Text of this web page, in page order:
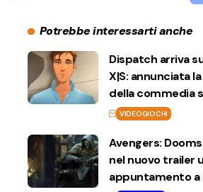
Potrebbe interessarti anche
Dispatch arriva
X|S: annunciata
della commedia
VIDEOGIOCHI
Avengers:
nel nuovo trailer
appuntamento